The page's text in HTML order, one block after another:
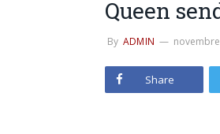
Queen
By ADMIN
Share